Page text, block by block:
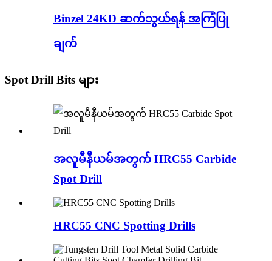
Binzel 24KD ဆက်သွယ်ရန် အကြံပြု
ချက်
Spot Drill Bits များ
အလူမီနီယမ်အတွက် HRC55 Carbide
Spot Drill
HRC55 CNC Spotting Drills